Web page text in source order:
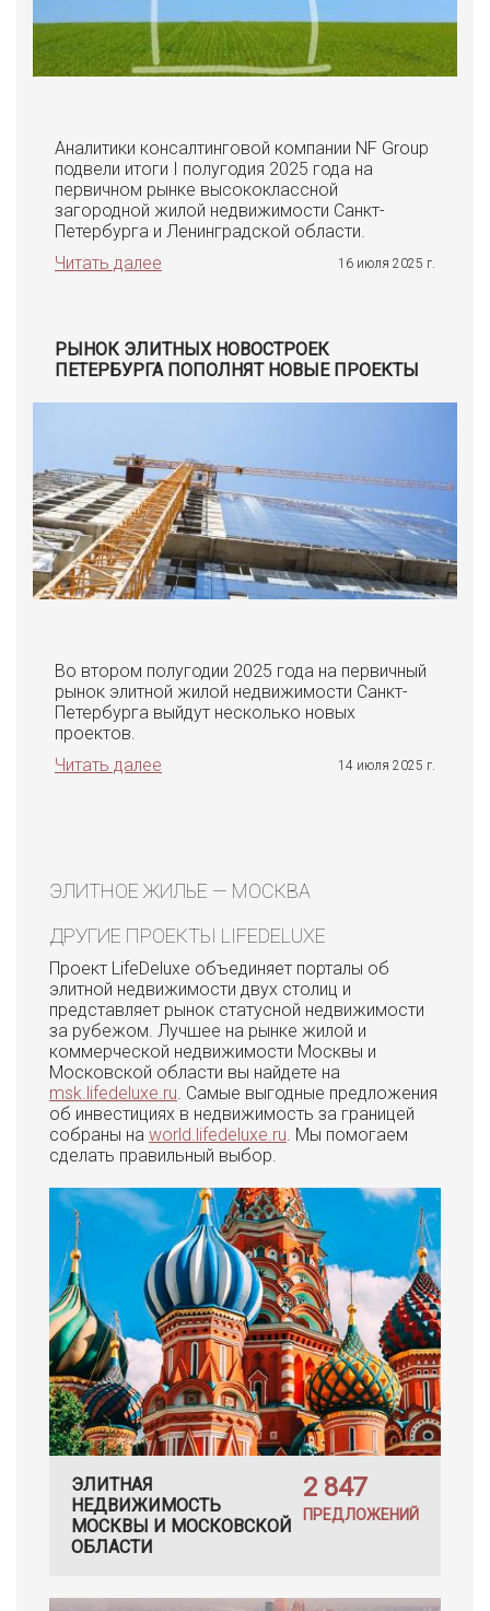
Аналитики консалтинговой компании NF Group
подвели итоги I полугодия 2025 года на
первичном рынке высококлассной
загородной жилой недвижимости Санкт-
Петербурга и Ленинградской области.
Читать далее
16 июля 2025 г.
РЫНОК ЭЛИТНЫХ НОВОСТРОЕК
ПЕТЕРБУРГА ПОПОЛНЯТ НОВЫЕ ПРОЕКТЫ
Во втором полугодии 2025 года на первичный
рынок элитной жилой недвижимости Санкт-
Петербурга выйдут несколько новых
проектов.
Читать далее
14 июля 2025 г.
ЭЛИТНОЕ ЖИЛЬЕ — МОСКВА
ДРУГИЕ ПРОЕКТЫ LIFEDELUXE
Проект LifeDeluxe объединяет порталы об
элитной недвижимости двух столиц и
представляет рынок статусной недвижимости
за рубежом. Лучшее на рынке жилой и
коммерческой недвижимости Москвы и
Московской области вы найдете на
msk.lifedeluxe.ru . Самые выгодные предложения
об инвестициях в недвижимость за границей
собраны на world.lifedeluxe.ru . Мы помогаем
сделать правильный выбор.
ЭЛИТНАЯ
НЕДВИЖИМОСТЬ
МОСКВЫ И МОСКОВСКОЙ
ОБЛАСТИ
2 847
ПРЕДЛОЖЕНИЙ